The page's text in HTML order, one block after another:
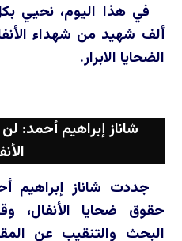
ألف شهيد من شهداء
الضحايا الابرار.
شاناز إبراهيم أحمد:
جددت شاناز إبراهيم
حقوق ضحايا الأنفال،
البحث والتنقيب عن